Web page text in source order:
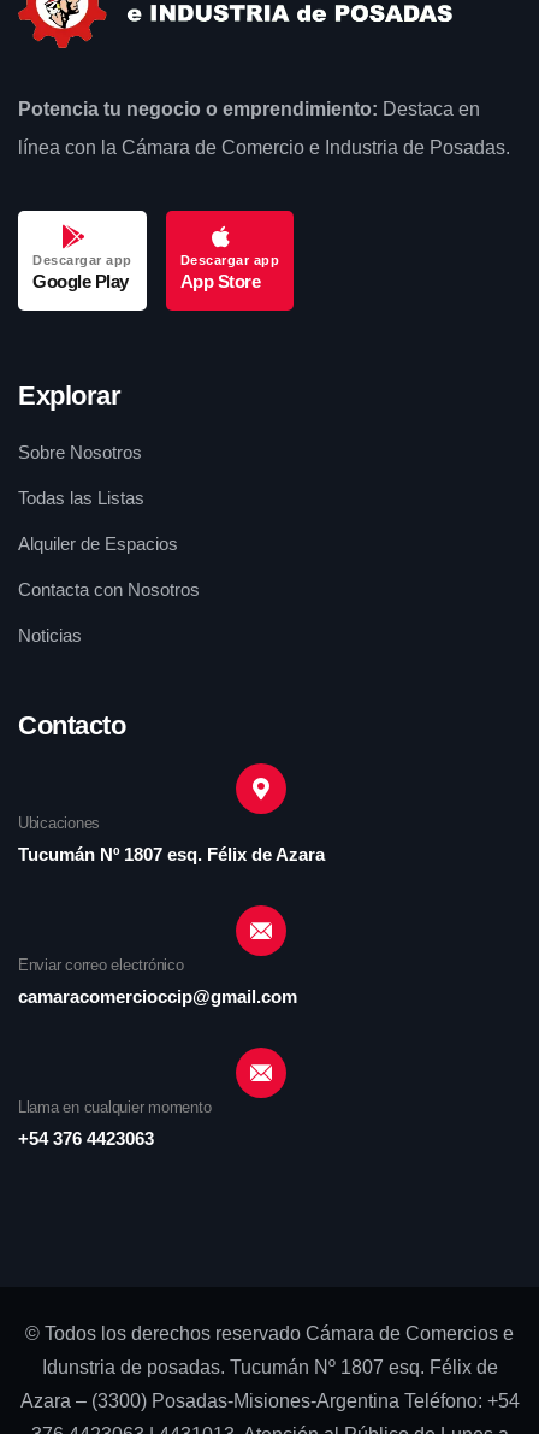
Potencia tu negocio o emprendimiento: Destaca en
línea con la Cámara de Comercio e Industria de Posadas.
Descargar app
Google Play
Descargar app
App Store
Explorar
Sobre Nosotros
Todas las Listas
Alquiler de Espacios
Contacta con Nosotros
Noticias
Contacto
Ubicaciones
Tucumán Nº 1807 esq. Félix de Azara
Enviar correo electrónico
camaracomercioccip@gmail.com
Llama en cualquier momento
+54 376 4423063
© Todos los derechos reservado Cámara de Comercios e
Idunstria de posadas. Tucumán Nº 1807 esq. Félix de
Azara – (3300) Posadas-Misiones-Argentina Teléfono: +54